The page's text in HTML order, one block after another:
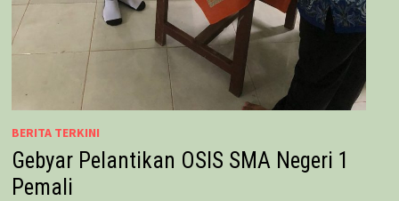
BERITA TERKINI
Gebyar Pelantikan OSIS SMA Negeri 1
Pemali